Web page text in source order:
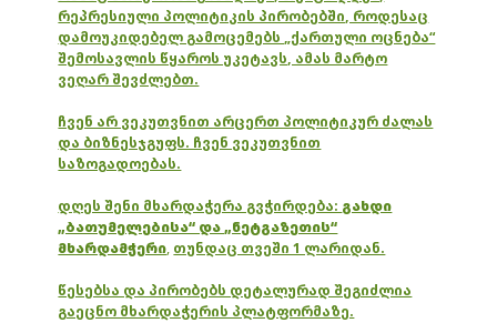
რეპრესიული პოლიტიკის პირობებში, როდესაც
დამოუკიდებელ გამოცემებს „ქართული ოცნება“
შემოსავლის წყაროს უკეტავს, ამას მარტო
ვეღარ შევძლებთ.
ჩვენ არ ვეკუთვნით არცერთ პოლიტიკურ ძალას
და ბიზნესჯგუფს. ჩვენ ვეკუთვნით
საზოგადოებას.
დღეს შენი მხარდაჭერა გვჭირდება: გახდი
„ბათუმელებისა“ და „ნეტგაზეთის“
მხარდამჭერი, თუნდაც თვეში 1 ლარიდან.
წესებსა და პირობებს დეტალურად შეგიძლია
გაეცნო მხარდაჭერის პლატფორმაზე.